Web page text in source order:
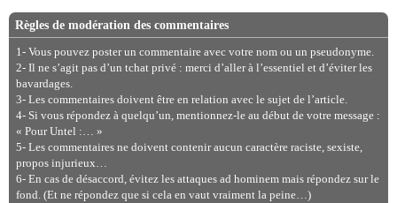
Règles de modération des commentaires
1- Vous pouvez poster un commentaire avec votre nom ou un pseudonyme.
2- Il ne s’agit pas d’un tchat privé : merci d’aller à l’essentiel et d’éviter les
bavardages.
3- Les commentaires doivent être en relation avec le sujet de l’article.
4- Si vous répondez à quelqu’un, mentionnez-le au début de votre message :
« Pour Untel :… »
5- Les commentaires ne doivent contenir aucun caractère raciste, sexiste,
propos injurieux…
6- En cas de désaccord, évitez les attaques ad hominem mais répondez sur le
fond. (Et ne répondez que si cela en vaut vraiment la peine…)